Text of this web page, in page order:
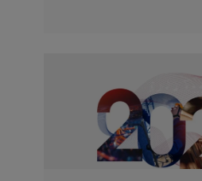
2026-05-11 10:30
Emitel prezentuje
2025 rok